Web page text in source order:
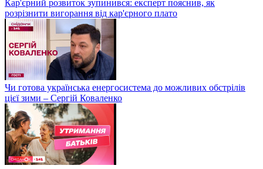
Кар'єрний розвиток зупинився: експерт пояснив, як
розрізнити вигорання від кар'єрного плато
Чи готова українська енергосистема до можливих обстрілів
цієї зими – Сергій Коваленко